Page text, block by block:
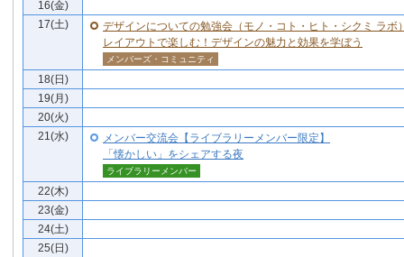
16(金)
17(土)
デザインについての勉強会（モノ・コト・ヒト・シクミ ラボ
レイアウトで楽しむ！デザインの魅力と効果を学ぼう
メンバーズ・コミュニティ
18(日)
19(月)
20(火)
21(水)
メンバー交流会【ライブラリーメンバー限定】
「懐かしい」をシェアする夜
ライブラリーメンバー
22(木)
23(金)
24(土)
25(日)